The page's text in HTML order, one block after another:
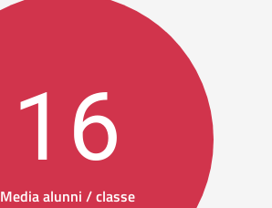
16
Media alunni / classe